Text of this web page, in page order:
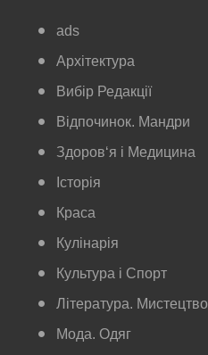
ads
Архітектура
Вибір Редакції
Відпочинок. Мандри
Здоров‘я і Медицина
Історія
Краса
Кулінарія
Культура і Спорт
Література. Мистецтво
Мода. Одяг